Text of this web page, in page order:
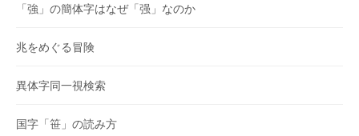
「強」の簡体字はなぜ「强」なのか
兆をめぐる冒険
異体字同一視検索
国字「笹」の読み方